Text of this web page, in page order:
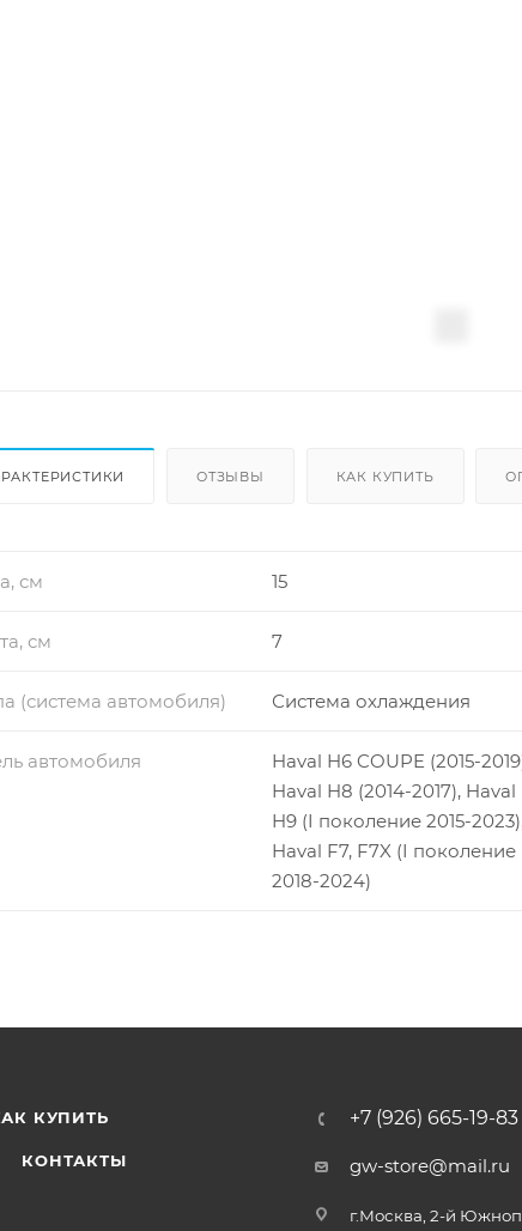
ОТЗЫВЫ КАК КУПИТЬ
см 15
см 7
(система автомобиля) Система охлаждения
автомобиля
Haval H6 COUPE (2015-
Haval H8 (2014-2017), Haval
H9 (I поколение 2015-
Haval F7, F7X (I поколение
2018-2024)
КУПИТЬ
КОНТАКТЫ
+7 (926) 665-19-83
gw-store@mail.ru
г.Москва, 2-й